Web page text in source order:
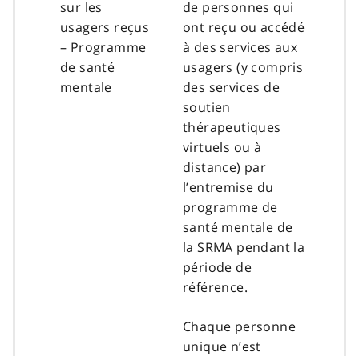
sur les
usagers reçus
– Programme
de santé
mentale
de personnes qui
ont reçu ou accédé
à des services aux
usagers (y compris
des services de
soutien
thérapeutiques
virtuels ou à
distance) par
l’entremise du
programme de
santé mentale de
la SRMA pendant la
période de
référence.
Chaque personne
unique n’est